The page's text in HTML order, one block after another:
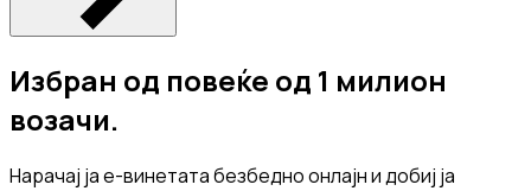
Избран од повеќе од 1 милион
возачи.
Нарачај ја е-винетата безбедно онлајн и добиј ја